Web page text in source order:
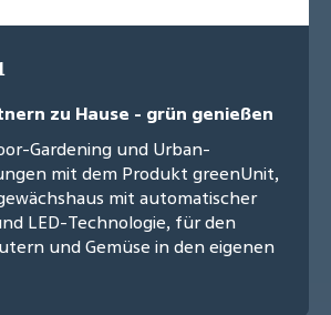
zu Hause - grün genießen
Gardening und Urban-
mit dem Produkt greenUnit,
mit automatischer
LED-Technologie, für den
und Gemüse in den eigenen